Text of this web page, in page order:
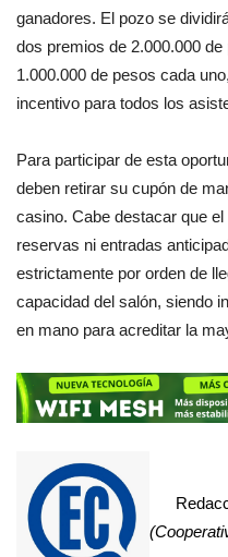
ganadores. El pozo se
dos premios de 2.000.000
1.000.000 de pesos cada
incentivo para todos los
Para participar de esta
deben retirar su cupón de
casino. Cabe destacar que
reservas ni entradas
estrictamente por orden de
capacidad del salón, siendo
en mano para acreditar la